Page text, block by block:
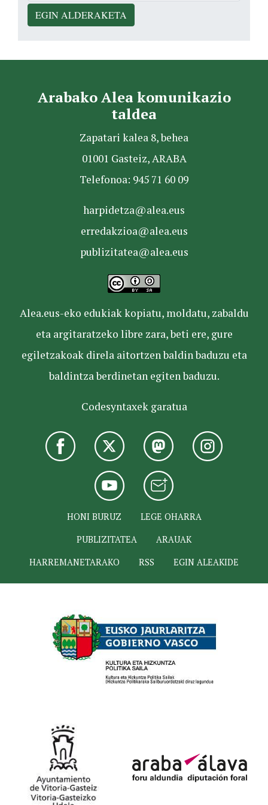
EGIN ALDERAKETA
Arabako Alea komunikazio
taldea
Zapatari kalea 8, behea
01001 Gasteiz, ARABA
Telefonoa: 945 71 60 09
harpidetza@alea.eus
erredakzioa@alea.eus
publizitatea@alea.eus
Alea.eus-eko edukiak kopiatu, moldatu, zabaldu
eta argitaratzeko libre zara, beti ere, gure
egiletzakoak direla aitortzen baldin baduzu eta
baldintza berdinetan egiten baduzu.
Codesyntaxek garatua
HONI BURUZ
LEGE OHARRA
PUBLIZITATEA
ARAUAK
HARREMANETARAKO
RSS EGIN ALEAKIDE